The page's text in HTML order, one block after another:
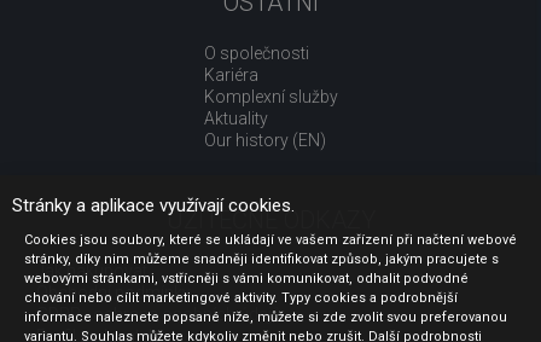
O společnosti
Kariéra
Komplexní služby
Aktuality
Our history (EN)
UŽITEČNÉ ODKAZY
Jak nakupovat
Obchodní podmínky
GDPR - ochrana osobních údajů
Profil zadavatele
Stránky a aplikace využívají cookies.
Cookies jsou soubory, které se ukládají ve vašem zařízení při načtení webové
stránky, díky nim můžeme snadněji identifikovat způsob, jakým pracujete s
webovými stránkami, vstřícněji s vámi komunikovat, odhalit podvodné
chování nebo cílit marketingové aktivity. Typy cookies a podrobnější
informace naleznete popsané níže, můžete si zde zvolit svou preferovanou
variantu. Souhlas můžete kdykoliv změnit nebo zrušit. Další podrobnosti